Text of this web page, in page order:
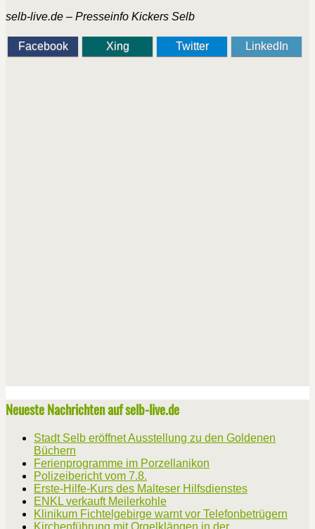
selb-live.de – Presseinfo Kickers Selb
Facebook Xing Twitter LinkedIn
Neueste Nachrichten auf selb-live.de
Stadt Selb eröffnet Ausstellung zu den Goldenen
Büchern
Ferienprogramme im Porzellanikon
Polizeibericht vom 7.8.
Erste-Hilfe-Kurs des Malteser Hilfsdienstes
ENKL verkauft Meilerkohle
Klinikum Fichtelgebirge warnt vor Telefonbetrügern
Kirchenführung mit Orgelklängen in der